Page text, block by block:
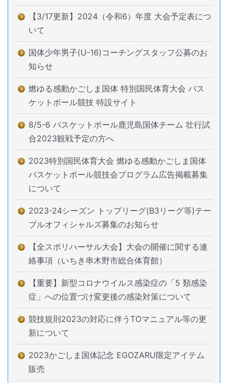
【3/17更新】2024（令和6）年度 大会予定表につ
いて
国体少年男子(U-16)コーチングスタッフ公募のお
知らせ
燃ゆる感動かごしま国体 特別国民体育大会 バス
ケットボール競技 特設サイト
8/5-6 バスケットボール鹿児島国体チーム 壮行試
合2023観戦予定の方へ
2023特別国民体育大会 燃ゆる感動かごしま国体
バスケットボール競技会プログラム広告掲載募集
について
2023-24シーズン トップリーグ(B3リーグ等)テー
ブルオフィシャルズ募集のお知らせ
【全スポリハーサル大会】大会の開催に関する連
絡事項（いちき串木野市総合体育館）
【重要】新型コロナウイルス感染症の「5 類感染
症」への位置づけ変更後の感染対策について
競技規則2023の対応に伴うTOマニュアル等の更
新について
2023かごしま国体記念 EGOZARU限定アイテム
販売